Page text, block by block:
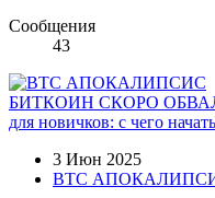
Сообщения
43
БИТКОИН СКОРО
для новичков: с чего
3 Июн 2025
BTC